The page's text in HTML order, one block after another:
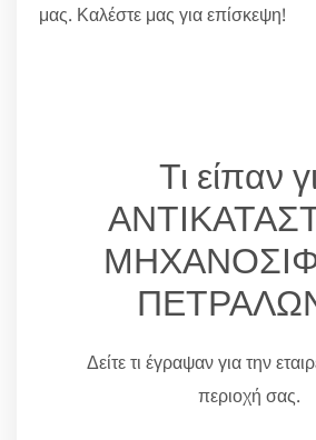
μας. Καλέστε μας για επίσκεψη!
Τι είπαν
Δείτε τι έγραψαν για την
περιοχή σας.